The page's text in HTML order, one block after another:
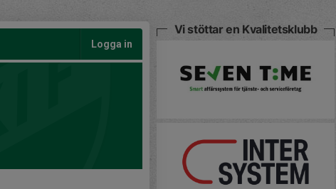
Logga in
Vi stöttar en Kvalitetsklubb